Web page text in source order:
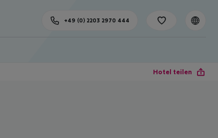
+49 (0) 2203 2970 444
Hotel teilen